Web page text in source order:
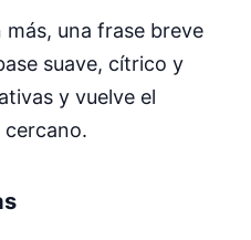
más, una frase breve
suave, cítrico y
y vuelve el